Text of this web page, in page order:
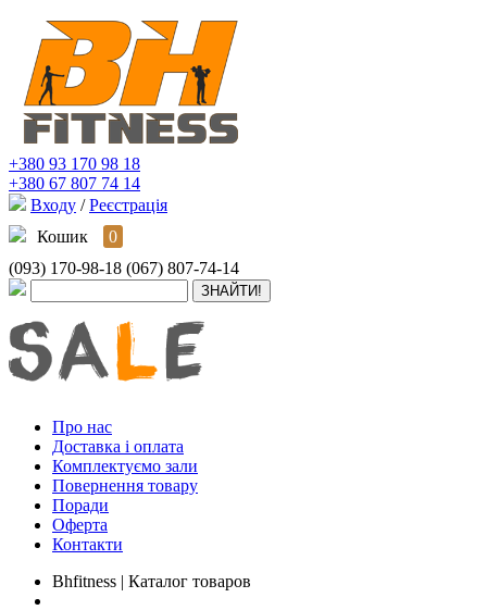
+380 93 170 98 18
+380 67 807 74 14
Входу / Реєстрація
Кошик
0
(093) 170-98-18 (067) 807-74-14
Про нас
Доставка і оплата
Комплектуємо зали
Повернення товару
Поради
Оферта
Контакти
Bhfitness | Каталог товаров